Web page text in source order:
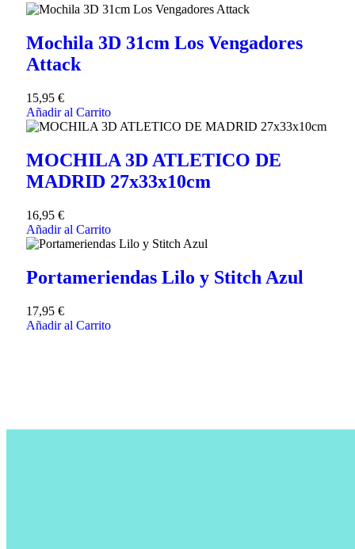
Mochila 3D 31cm Los Vengadores
Attack
15,95 €
Añadir al Carrito
MOCHILA 3D ATLETICO DE
MADRID 27x33x10cm
16,95 €
Añadir al Carrito
Portameriendas Lilo y Stitch Azul
17,95 €
Añadir al Carrito